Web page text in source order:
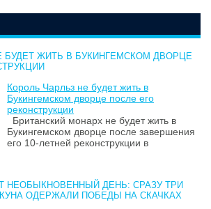
БУДЕТ ЖИТЬ В БУКИНГЕМСКОМ ДВОРЦЕ
Король Чарльз не будет жить в
Букингемском дворце после его
реконструкции
Британский монарх не будет жить в
Букингемском дворце после завершения
его 10-летней реконструкции в
НЕОБЫКНОВЕННЫЙ ДЕНЬ: СРАЗУ ТРИ
ОДЕРЖАЛИ ПОБЕДЫ НА СКАЧКАХ